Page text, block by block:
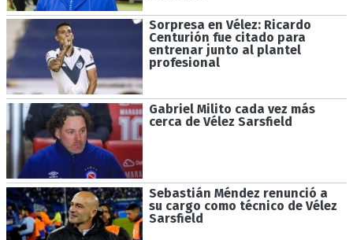
Sorpresa en Vélez: Ricardo
Centurión fue citado para
entrenar junto al plantel
profesional
Gabriel Milito cada vez más
cerca de Vélez Sarsfield
Sebastián Méndez renunció a
su cargo como técnico de Vélez
Sarsfield